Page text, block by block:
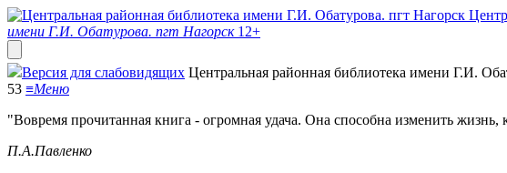
имени Г.И. Обатурова. пгт Нагорск 12+
Версия для слабовидящих Центральная районная библиотека имени Г.И.
53 ≡Меню
"Вовремя прочитанная книга - огромная удача. Она способна изменить
П.А.Павленко